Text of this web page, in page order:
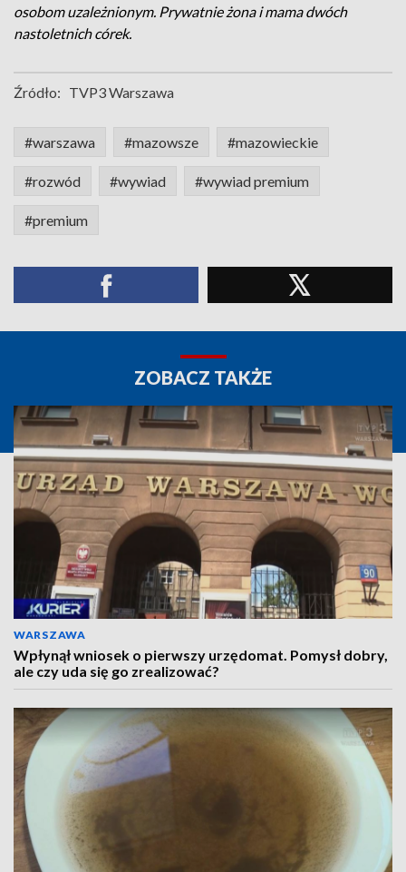
osobom uzależnionym. Prywatnie żona i mama dwóch
nastoletnich córek.
Źródło: TVP3 Warszawa
#warszawa #mazowsze #mazowieckie
#rozwód #wywiad #wywiad premium
#premium
ZOBACZ TAKŻE
WARSZAWA
Wpłynął wniosek o pierwszy urzędomat. Pomysł dobry,
ale czy uda się go zrealizować?